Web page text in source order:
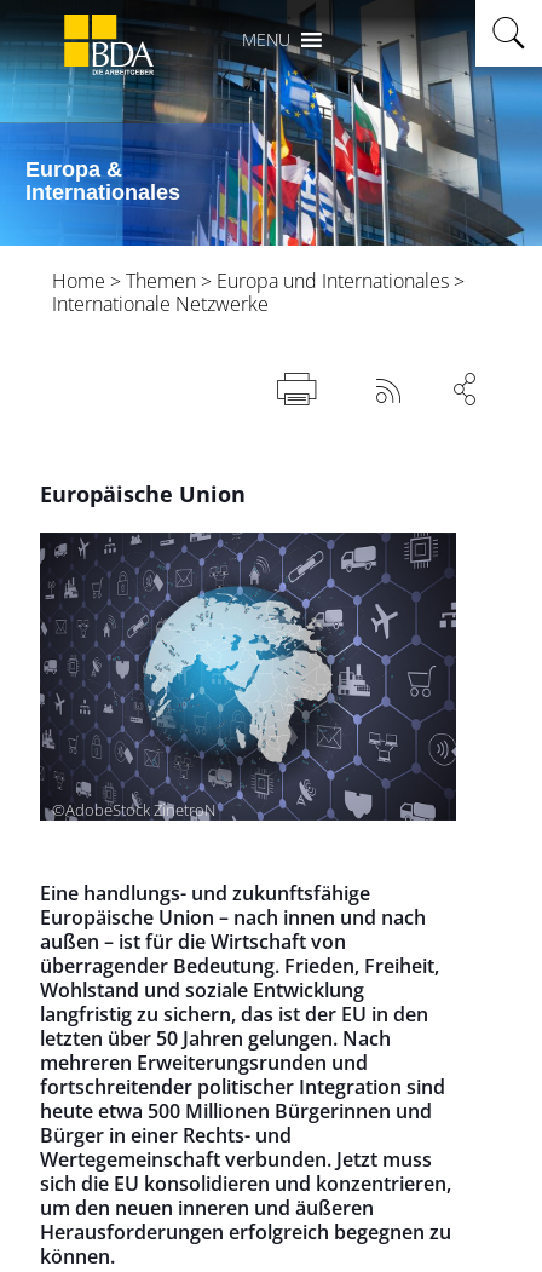
MENU
Europa &
Internationales
Home >Themen> Europa und Internationales>
Internationale Netzwerke
  
Europäische Union
©AdobeStock ZinetroN
Eine handlungs- und zukunftsfähige
Europäische Union – nach innen und nach
außen – ist für die Wirtschaft von
überragender Bedeutung. Frieden, Freiheit,
Wohlstand und soziale Entwicklung
langfristig zu sichern, das ist der EU in den
letzten über 50 Jahren gelungen. Nach
mehreren Erweiterungsrunden und
fortschreitender politischer Integration sind
heute etwa 500 Millionen Bürgerinnen und
Bürger in einer Rechts- und
Wertegemeinschaft verbunden. Jetzt muss
sich die EU konsolidieren und konzentrieren,
um den neuen inneren und äußeren
Herausforderungen erfolgreich begegnen zu
können.